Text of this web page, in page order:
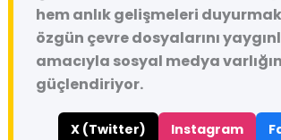
hem anlık gelişmeleri
özgün çevre dosyalarını
amacıyla sosyal medya
güçlendiriyor.
X (Twitter) Instagram